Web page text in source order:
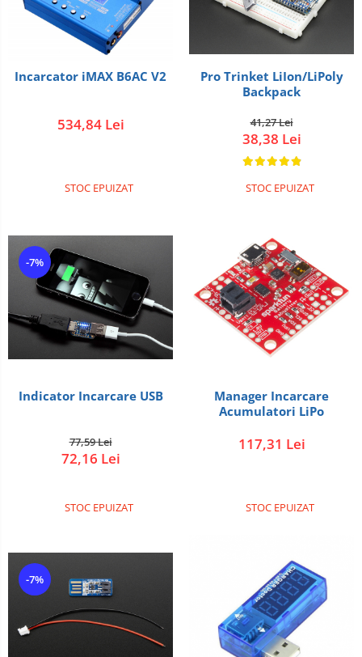
Incarcator iMAX B6AC V2
534,84 Lei
STOC EPUIZAT
Pro Trinket LiIon/LiPoly
Backpack
41,27 Lei
38,38 Lei
STOC EPUIZAT
-7%
Indicator Incarcare USB
77,59 Lei
72,16 Lei
STOC EPUIZAT
Manager Incarcare
Acumulatori LiPo
117,31 Lei
STOC EPUIZAT
-7%